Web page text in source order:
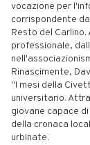
vocazione per
corrispondente
Resto del
professionale,
Rinascimente,
"I mesi della
universitario.
giovane capace
della cronaca
urbinate.